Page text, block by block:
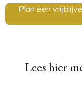
Plan een
Lees hier